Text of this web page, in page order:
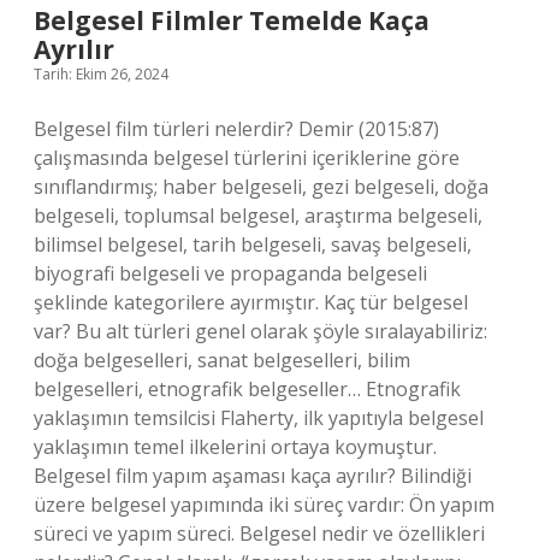
Belgesel Filmler Temelde Kaça
Ayrılır
Tarih: Ekim 26, 2024
Belgesel film türleri nelerdir? Demir (2015:87)
çalışmasında belgesel türlerini içeriklerine göre
sınıflandırmış; haber belgeseli, gezi belgeseli, doğa
belgeseli, toplumsal belgesel, araştırma belgeseli,
bilimsel belgesel, tarih belgeseli, savaş belgeseli,
biyografi belgeseli ve propaganda belgeseli
şeklinde kategorilere ayırmıştır. Kaç tür belgesel
var? Bu alt türleri genel olarak şöyle sıralayabiliriz:
doğa belgeselleri, sanat belgeselleri, bilim
belgeselleri, etnografik belgeseller… Etnografik
yaklaşımın temsilcisi Flaherty, ilk yapıtıyla belgesel
yaklaşımın temel ilkelerini ortaya koymuştur.
Belgesel film yapım aşaması kaça ayrılır? Bilindiği
üzere belgesel yapımında iki süreç vardır: Ön yapım
süreci ve yapım süreci. Belgesel nedir ve özellikleri